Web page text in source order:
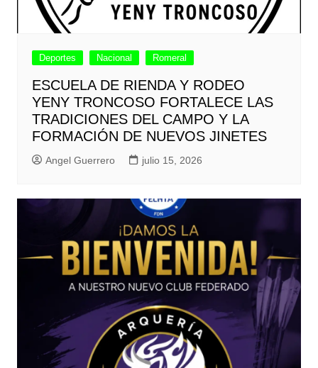
Deportes Nacional Romeral
ESCUELA DE RIENDA Y RODEO
YENY TRONCOSO FORTALECE LAS
TRADICIONES DEL CAMPO Y LA
FORMACIÓN DE NUEVOS JINETES
Angel Guerrero julio 15, 2026